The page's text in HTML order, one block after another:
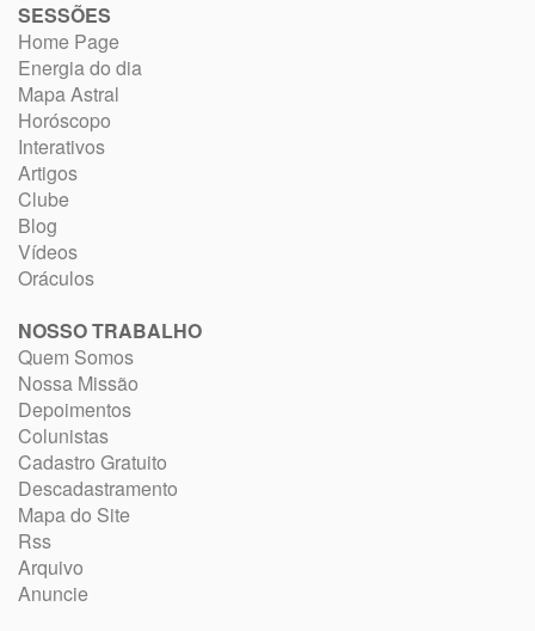
SESSÕES
Home Page
Energia do dia
Mapa Astral
Horóscopo
Interativos
Artigos
Clube
Blog
Vídeos
Oráculos
NOSSO TRABALHO
Quem Somos
Nossa Missão
Depoimentos
Colunistas
Cadastro Gratuito
Descadastramento
Mapa do Site
Rss
Arquivo
Anuncie